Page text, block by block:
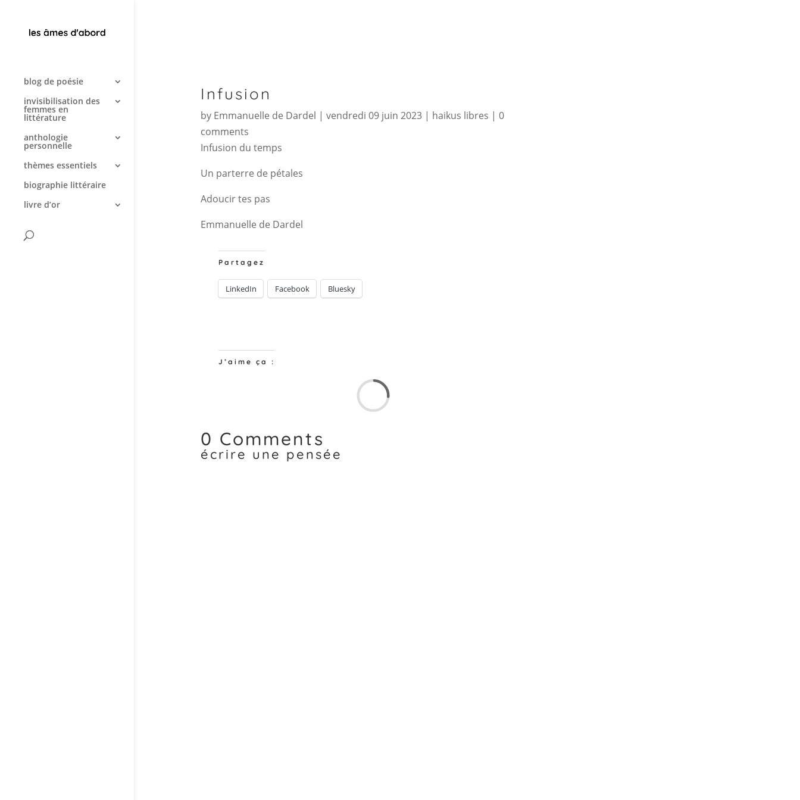
blog de poésie
invisibilisation des
femmes en
littérature
anthologie
personnelle
thèmes essentiels
biographie littéraire
livre d’or
Infusion
by Emmanuelle de Dardel | vendredi 09 juin 2023| haikus libres | 0
comments
Infusion du temps
Un parterre de pétales
Adoucir tes pas
Emmanuelle de Dardel
Partagez
LinkedIn Facebook Bluesky
J’aime ça :
0 Comments
écrire une pensée